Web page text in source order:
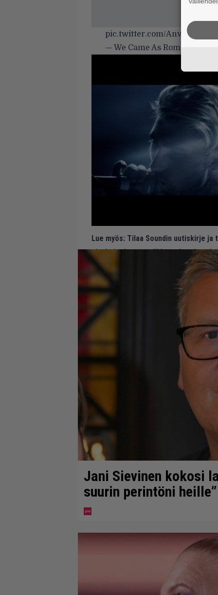
pic.twitter.com/AnvpTwZNm4
— We Came As Romans
Lue myös: Tilaa Soundin uutiskirje ja
ajankohtaiset musiikin uutiset ja
Jani Sievinen kokosi
suurin perintöni heille”